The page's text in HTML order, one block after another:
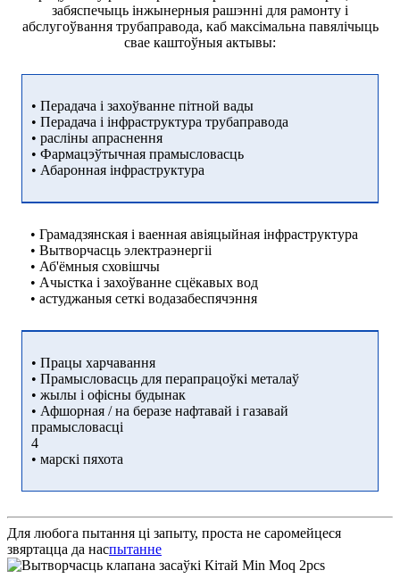
забяспечыць інжынерныя рашэнні для рамонту і
абслугоўвання трубаправода, каб максімальна павялічыць
свае каштоўныя актывы:
• Перадача і захоўванне пітной вады
• Перадача і інфраструктура трубаправода
• расліны апраснення
• Фармацэўтычная прамысловасць
• Абаронная інфраструктура
• Грамадзянская і ваенная авіяцыйная інфраструктура
• Вытворчасць электраэнергіі
• Аб'ёмныя сховішчы
• Ачыстка і захоўванне сцёкавых вод
• астуджаныя сеткі водазабеспячэння
• Працы харчавання
• Прамысловасць для перапрацоўкі металаў
• жылы і офісны будынак
• Афшорная / на беразе нафтавай і газавай
прамысловасці
4
• марскі пяхота
Для любога пытання ці запыту, проста не саромейцеся
звяртацца да наспытанне